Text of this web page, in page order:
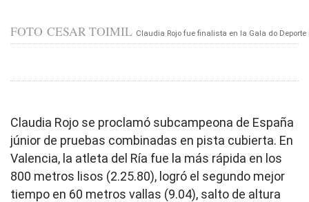
FOTO CÉSAR TOIMIL Claudia Rojo fue finalista en la Gala do Deporte
Claudia Rojo se proclamó subcampeona de España
júnior de pruebas combinadas en pista cubierta. En
Valencia, la atleta del Ría fue la más rápida en los
800 metros lisos (2.25.80), logró el segundo mejor
tiempo en 60 metros vallas (9.04), salto de altura